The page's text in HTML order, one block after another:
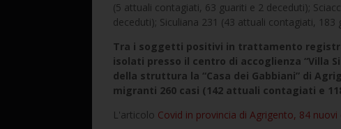
(5 attuali contagiati, 63 guariti e 2 deceduti);
deceduti); Siculiana 231 (43 attuali contagiati,
Tra i soggetti positivi in trattamento
isolati presso il centro di accoglienza “Villa
della struttura la “Casa dei Gabbiani” di
migranti 260 casi (142 attuali contagiati e
L'articolo Covid in provincia di Agrigento, 84